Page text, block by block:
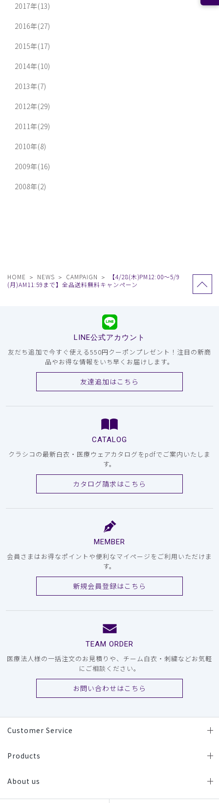
2017年(13)
2016年(27)
2015年(17)
2014年(10)
2013年(7)
2012年(29)
2011年(29)
2010年(8)
2009年(16)
2008年(2)
HOME NEWS CAMPAIGN
【4/28(木)PM12:00〜5/9
(月)AM11:59まで】全品送料無料キャンペーン
LINE公式アカウント
友だち追加で今すぐ使える550円クーポンプレゼント！注目の新商
品やお得な情報をいち早くお届けします。
友達追加はこちら
CATALOG
クラシコの最新白衣・医療ウェアカタログをpdfでご案内いたしま
す。
カタログ請求はこちら
MEMBER
会員さまはお得なポイントや便利なマイページをご利用いただけま
す。
新規会員登録はこちら
TEAM ORDER
医療法人様の一括注文のお見積りや、チーム白衣・刺繍などお気軽
にご相談ください。
お問い合わせはこちら
Customer Service
Products
About us